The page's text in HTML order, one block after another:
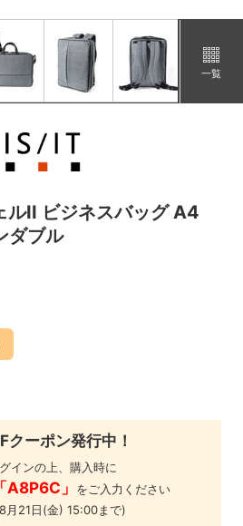
一覧
ルII ビジネスバッグ A4
ダブル
クーポン発行中！
インの上、購入時に
「A8P6C」
をご入力ください
月21日(金) 15:00まで)